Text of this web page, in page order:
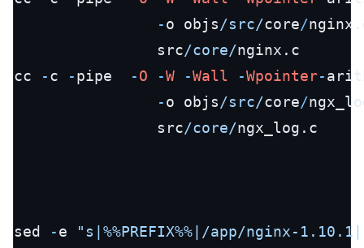
-o objs/src/core/
                src
/core/nginx.c
cc
-c -pipe -O -W -Wall -Wpointer-
-o objs/src/core/
                src
/core/ngx_log.c
sed -e
"s|%%PREFIX%%|/app/nginx-